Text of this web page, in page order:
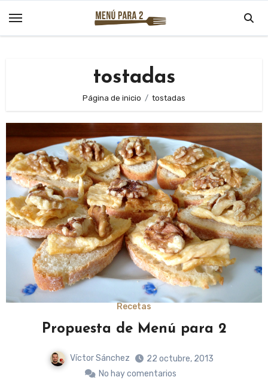
tostadas
Página de inicio tostadas
Recetas
Propuesta de Menú para 2
Víctor Sánchez
22 octubre, 2013
No hay comentarios